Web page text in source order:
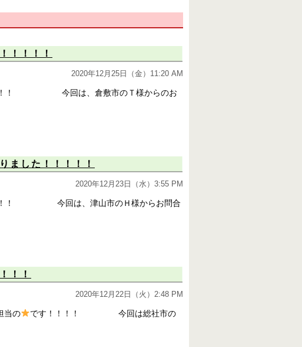
！！！！
2020年12月25日（金）11:20 AM
！！ 今回は、倉敷市のＴ様からのお
ました！！！！！
2020年12月23日（水）3:55 PM
！！ 今回は、津山市のＨ様からお問合
！！
2020年12月22日（火）2:48 PM
当の
です！！！！ 今回は総社市の